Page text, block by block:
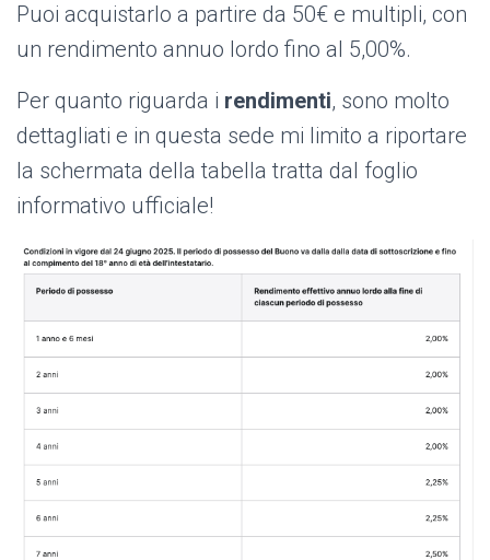
Puoi acquistarlo a partire da 50€ e multipli, con
un rendimento annuo lordo fino al 5,00%.
Per quanto riguarda i rendimenti, sono molto
dettagliati e in questa sede mi limito a riportare
la schermata della tabella tratta dal foglio
informativo ufficiale!